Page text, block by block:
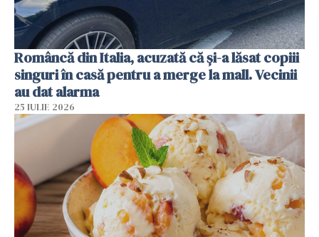
Româncă din Italia, acuzată că și-a lăsat copiii
singuri în casă pentru a merge la mall. Vecinii
au dat alarma
25 IULIE 2026